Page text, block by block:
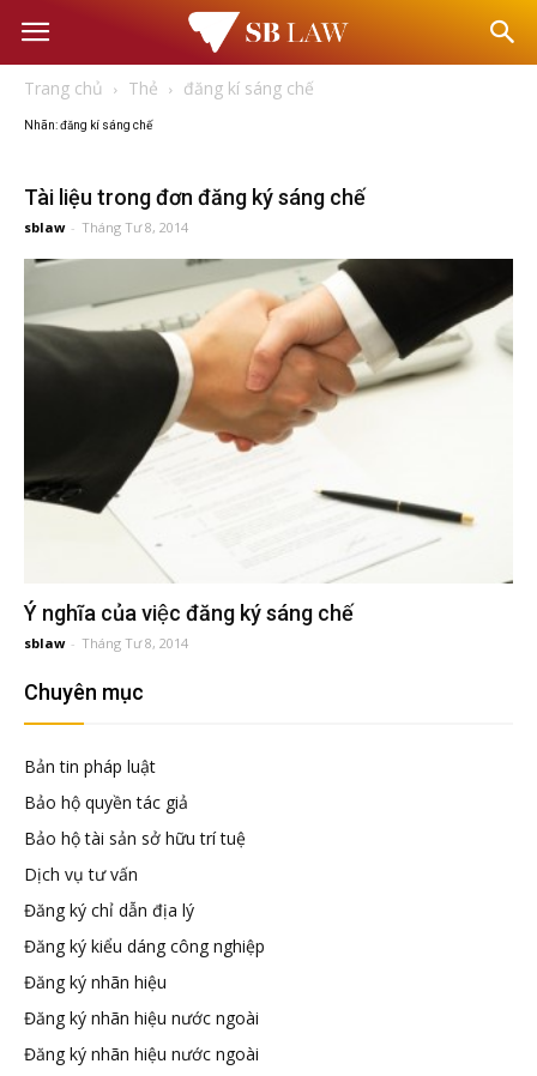
Văn
Trang chủ Thẻ đăng kí sáng chế
Nhãn: đăng kí sáng chế
Tài liệu trong đơn đăng ký sáng chế
sblaw - Tháng Tư 8, 2014
Ý nghĩa của việc đăng ký sáng chế
sblaw - Tháng Tư 8, 2014
Chuyên mục
Bản tin pháp luật
Bảo hộ quyền tác giả
Bảo hộ tài sản sở hữu trí tuệ
Dịch vụ tư vấn
Đăng ký chỉ dẫn địa lý
Đăng ký kiểu dáng công nghiệp
Đăng ký nhãn hiệu
Đăng ký nhãn hiệu nước ngoài
Đăng ký nhãn hiệu nước ngoài